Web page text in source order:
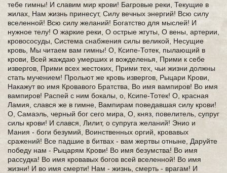
тебе гимны! И славим мир крови! Багровые реки, Текущие в
жилах, Нам жизнь принесут, Силу вечных энергий! Всю силу
вселенной! Всю силу желаний! Богатство для мыслей! И
нужное телу! О жаркие реки, О острые жгуты, О вены, артерии,
кровососуды, Система снабжения силы великой, Несущие
кровь, Мы читаем вам гимны! О, Ксипе-Тотек, пылающий в
крови, Всей жаждаю умерших и вожделенья, Прими к себе
извергов, Прими всех жестоких, Прими тех, чьи жизни должны
стать мучением! Прольют же кровь извергов, Рыцари Крови,
Накажут во имя Кровавого Братства, Во имя вампиров! Во имя
вампиров! Распей с ним бокалы, о, Ксипе-Тотек! О, красная
Ламия, слався же в гимне, Вампирам поведавшая силу крови!
О, Самаэль, черный бог сего мира, О, княз, повелитель, супруг
силы крови! И слався, Лилит, о супруга желаний! Энио и
Мания - боги безумий, Воинственных оргий, кровавых
сражений! Все падшие в битвах - вам жертвы отныне, Даруйте
победу нам - Рыцарям Крови! Во имя безумства! Во имя
рассудка! Во имя кровавых богов всей вселенной! Во имя
жизни! И во имя смерти! Нам - жизнь, смерть - врагам! И